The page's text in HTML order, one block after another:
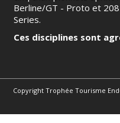
Berline/GT - Proto et
Series.
Ces disciplines sont
Copyright Trophée Tourisme